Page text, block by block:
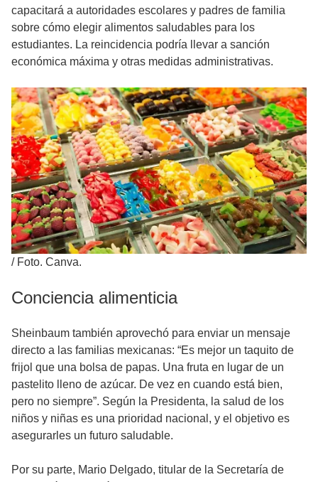
capacitará a autoridades escolares y padres de familia
sobre cómo elegir alimentos saludables para los
estudiantes. La reincidencia podría llevar a sanción
económica máxima y otras medidas administrativas.
/ Foto. Canva.
Conciencia alimenticia
Sheinbaum también aprovechó para enviar un mensaje
directo a las familias mexicanas: “Es mejor un taquito de
frijol que una bolsa de papas. Una fruta en lugar de un
pastelito lleno de azúcar. De vez en cuando está bien,
pero no siempre”. Según la Presidenta, la salud de los
niños y niñas es una prioridad nacional, y el objetivo es
asegurarles un futuro saludable.
Por su parte, Mario Delgado, titular de la Secretaría de